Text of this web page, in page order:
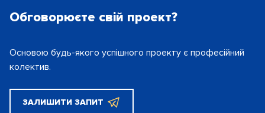
Обговорюєте свій проект?
Основою будь-якого успішного проекту є професійний
колектив.
ЗАЛИШИТИ ЗАПИТ